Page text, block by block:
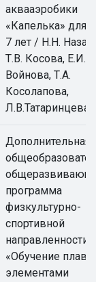
аквааэробики
«Капелька» для
7 лет / Н.Н.
Т.В. Косова, Е.И.
Войнова, Т.А.
Косолапова,
Л.В.Татаринцева
Дополнительная
программа
физкультурно-
спортивной
направленности
«Обучение
элементами